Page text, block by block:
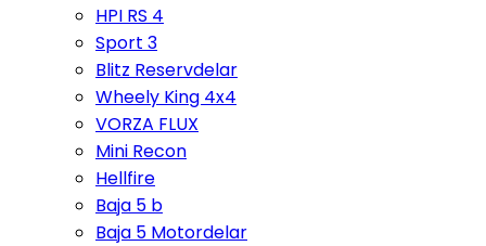
HPI RS 4
Sport 3
Blitz Reservdelar
Wheely King 4x4
VORZA FLUX
Mini Recon
Hellfire
Baja 5 b
Baja 5 Motordelar